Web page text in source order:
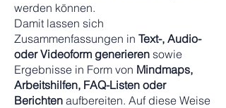
werden können.
Damit lassen sich
Zusammenfassungen in Text-, Audio-
oder Videoform generieren sowie
Ergebnisse in Form von Mindmaps,
Arbeitshilfen, FAQ-Listen oder
Berichten aufbereiten. Auf diese Weise